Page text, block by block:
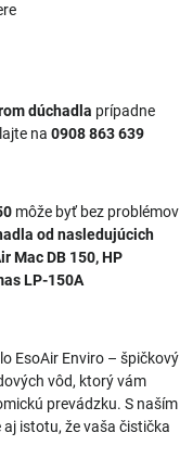
dúchadla prípadne
na 0908 863 639
môže byť bez problémov
od nasledujúcich
Mac DB 150, HP
LP-150A
EsoAir Enviro – špičkový
vôd, ktorý vám
prevádzku. S naším
istotu, že vaša čistička